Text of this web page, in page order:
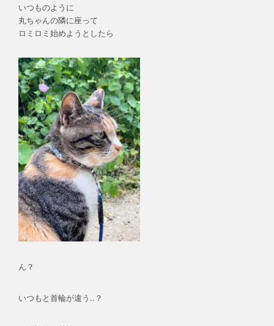
いつものように
丸ちゃんの隣に座って
ロミロミ始めようとしたら
ん？
いつもと首輪が違う..？